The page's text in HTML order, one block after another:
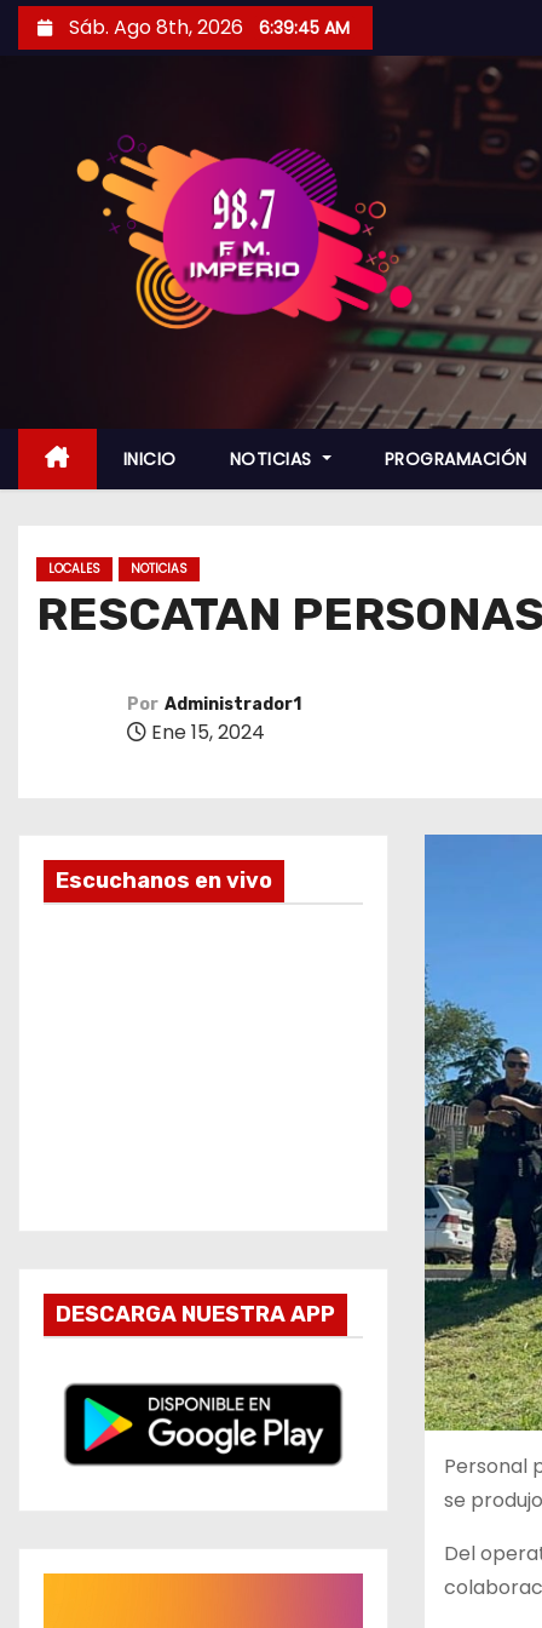
i
Sáb. Ago 8th, 2026 6:39:46 AM
INICIO NOTICIAS PROGRAMACIÓN
LOCALES NOTICIAS
RESCATAN
Por Administrador1
Ene 15, 2024
Escuchanos en vivo
DESCARGA NUESTRA APP
Personal
se
Del